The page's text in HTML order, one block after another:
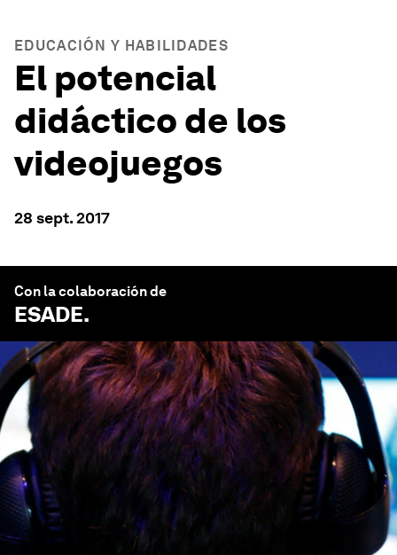
EDUCACIÓN Y HABILIDADES
El potencial
didáctico de los
videojuegos
28 sept. 2017
Con la colaboración de
ESADE.